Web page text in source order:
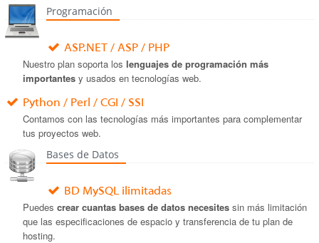
Programación
ASP.NET / ASP / PHP
Nuestro plan soporta los lenguajes de programación más
importantes y usados en tecnologías web.
Python / Perl / CGI / SSI
Contamos con las tecnologías más importantes para complementar
tus proyectos web.
Bases de Datos
BD MySQL ilimitadas
Puedes crear cuantas bases de datos necesites sin más limitación
que las especificaciones de espacio y transferencia de tu plan de
hosting.